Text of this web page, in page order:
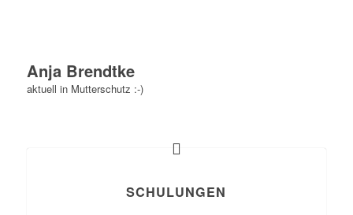
Anja Brendtke
aktuell in Mutterschutz :-)
SCHULUNGEN